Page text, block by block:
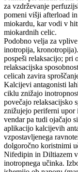
za vzdrževanje
pomeni višji afterload
miokardu, kar vodi v
miokardnih celic.
Podobno velja za
inotropija,
pospeši relaksacijo; pri
relaksacijska
celicah zavira
Kalcijevi antagonisti
ciklu znižajo
povečajo relaksacijsko
znižujejo periferni upor
vendar pa tudi ojačajo
aplikacijo kalcijevih
vzpostavljenega
dolgoročno koristnimi
Nifedipin in Diltiazem
inotropnega učinka.